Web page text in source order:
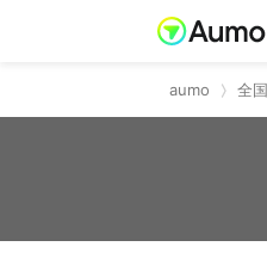
aumo 全国